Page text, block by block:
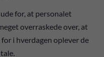
for, at personalet
overraskede over, at
i hverdagen oplever de